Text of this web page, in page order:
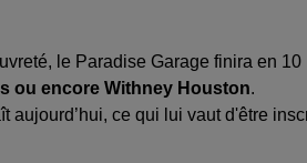
le Paradise Garage finira en 10
ou encore Withney Houston.
aujourd’hui, ce qui lui vaut d'être